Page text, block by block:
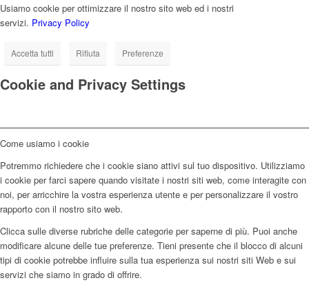
Usiamo cookie per ottimizzare il nostro sito web ed i nostri
servizi. Privacy Policy
Accetta tutti Rifiuta Preferenze
Cookie and Privacy Settings
Come usiamo i cookie
Potremmo richiedere che i cookie siano attivi sul tuo dispositivo. Utilizziamo
i cookie per farci sapere quando visitate i nostri siti web, come interagite con
noi, per arricchire la vostra esperienza utente e per personalizzare il vostro
rapporto con il nostro sito web.
Clicca sulle diverse rubriche delle categorie per saperne di più. Puoi anche
modificare alcune delle tue preferenze. Tieni presente che il blocco di alcuni
tipi di cookie potrebbe influire sulla tua esperienza sui nostri siti Web e sui
servizi che siamo in grado di offrire.